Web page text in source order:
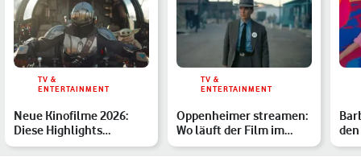
TV &
ENTERTAINMENT
Neue Kinofilme 2026:
Diese Highlights
erwarten Dich
TV &
ENTERTAINMENT
Oppenheimer streamen:
Wo läuft der Film im
Heimkino?